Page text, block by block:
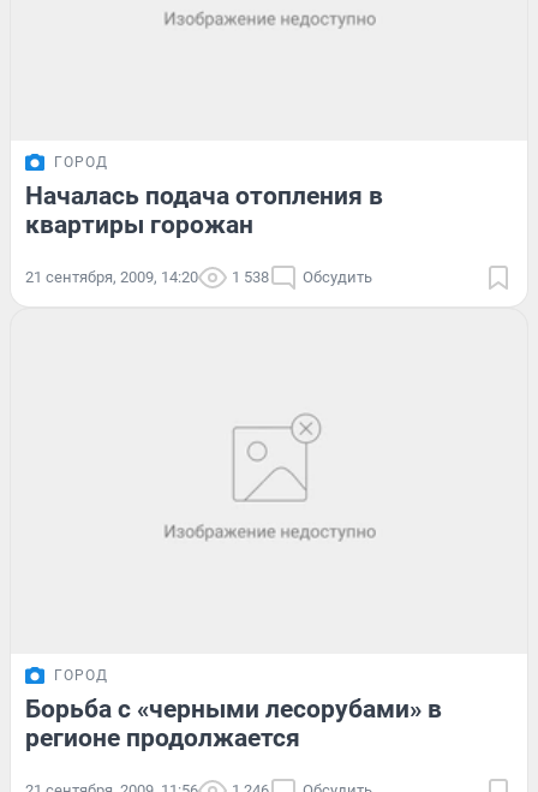
ГОРОД
Началась подача отопления в
квартиры горожан
21 сентября, 2009, 14:20 1 538 Обсудить
ГОРОД
Борьба с «черными лесорубами» в
регионе продолжается